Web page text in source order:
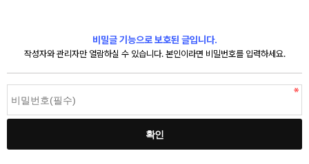
비밀글 기능으로 보호된 글입니다.
작성자와 관리자만 열람하실 수 있습니다. 본인이라면 비밀번호를 입력하세요.